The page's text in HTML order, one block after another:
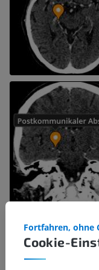
Cookie-
Fortfahren, ohne